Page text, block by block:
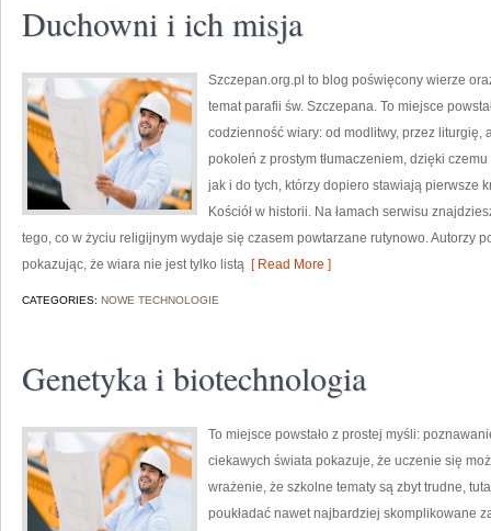
Duchowni i ich misja
Szczepan.org.pl to blog poświęcony wierze
temat parafii św. Szczepana. To miejsce
codzienność wiary: od modlitwy, przez liturgię,
pokoleń z prostym tłumaczeniem, dzięki
jak i do tych, którzy dopiero stawiają pierwsze
Kościół w historii. Na łamach serwisu
tego, co w życiu religijnym wydaje się czasem powtarzane rutynowo. Autorzy
pokazując, że wiara nie jest tylko listą [ Read More ]
CATEGORIES: NOWE TECHNOLOGIE
Genetyka i biotechnologia
To miejsce powstało z prostej myśli:
ciekawych świata pokazuje, że uczenie się
wrażenie, że szkolne tematy są zbyt trudne,
poukładać nawet najbardziej skomplikowane